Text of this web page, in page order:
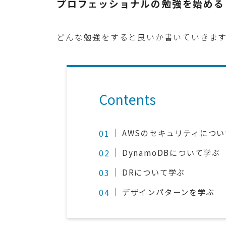
プロフェッショナルの勉強を始める
どんな勉強をすると良いか書いていきます
Contents
AWSのセキュリティにつ
DynamoDBについて学ぶ
DRについて学ぶ
デザインパターンを学ぶ